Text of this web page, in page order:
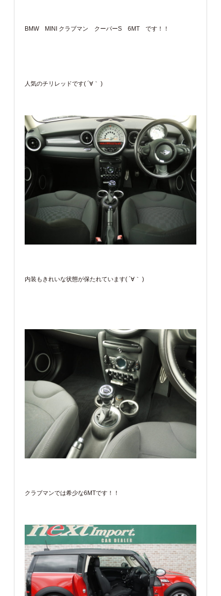
BMW MINI クラブマン クーパーS 6MT です！！
人気のチリレッドです( ´∀｀ )
内装もきれいな状態が保たれています( ´∀｀ )
クラブマンでは希少な6MTです！！